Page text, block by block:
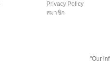
Privacy Policy
สมาชิก
"Our